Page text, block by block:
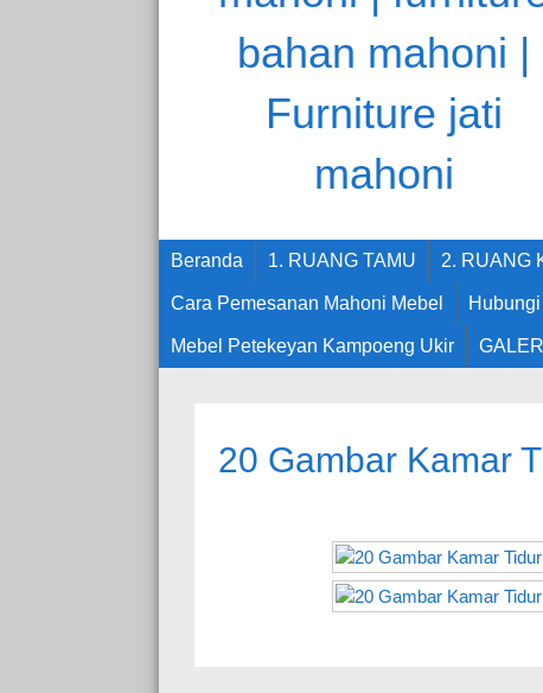
Beranda 1. RUANG TAMU 2. RUANG
Cara Pemesanan Mahoni Mebel
Mebel Petekeyan Kampoeng Ukir
20 Gambar Kamar